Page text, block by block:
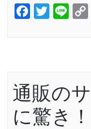
Facebook
Twitter
Line
通販の
に驚き！